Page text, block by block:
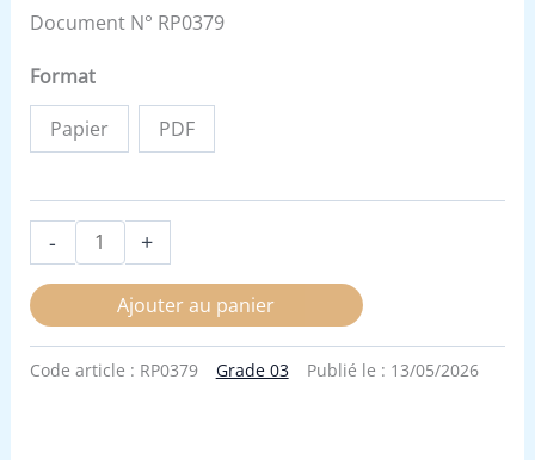
Document N° RP0379
Format
Papier PDF
- +
Ajouter au panier
Code article : RP0379 Grade 03 Publié le : 13/05/2026